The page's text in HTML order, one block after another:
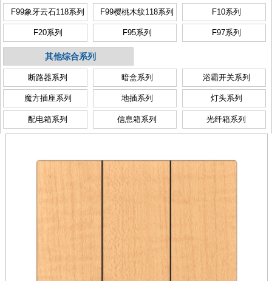
F99象牙云石118系列 F99樱桃木纹118系列 F10系列
F20系列 F95系列 F97系列
其他综合系列
断路器系列 暗盒系列 浴霸开关系列
魔方插座系列 地插系列 灯头系列
配电箱系列 信息箱系列 光纤箱系列